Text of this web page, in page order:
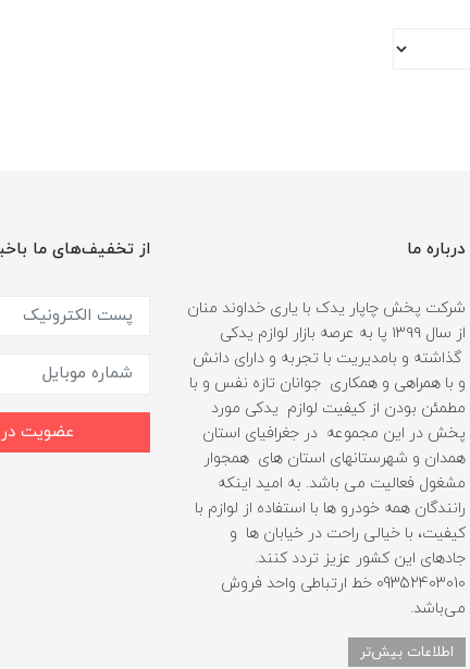
درباره ما
شرکت پخش چاپار یدک با یاری خداوند منان
از سال ۱۳۹۹ پا به عرصه بازار لوازم یدکی
گذاشته و بامدیریت با تجربه و دارای دانش
و با همراهی و همکاری جوانان تازه نفس و با
مطمئن بودن از کیفیت لوازم یدکی مورد
پخش در این مجموعه در جغرافیای استان
همدان و شهرستانهای استان های همجوار
مشغول فعالیت می باشد. به امید اینکه
رانندگان همه خودرو ها با استفاده از لوازم با
کیفیت، با خیالی راحت در خیابان ها و
جادهای این کشور عزیز تردد کنند.
09352403010 خط ارتباطی واحد فروش
می‌باشد.
اطلاعات بیش‌تر
از تخفیف‌های ما
عضویت در